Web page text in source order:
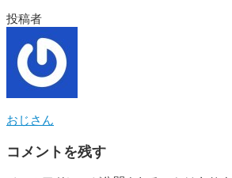
投稿者
おじさん
コメントを残す